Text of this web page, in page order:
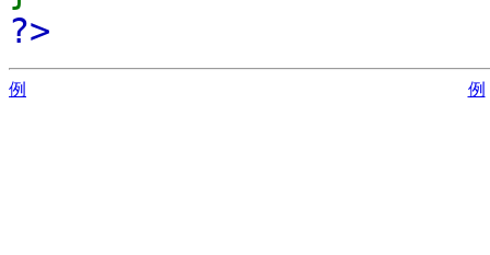
?>
例 例